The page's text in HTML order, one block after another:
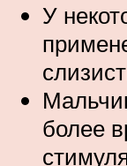
У
более